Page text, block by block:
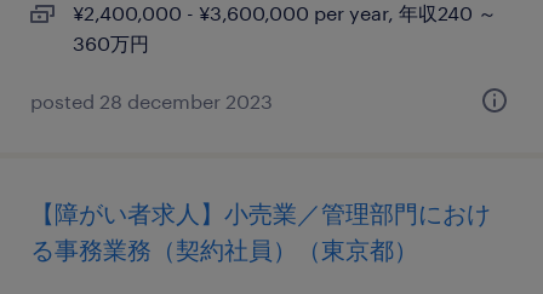
¥2,400,000 - ¥3,600,000 per year, 年収240 ～
360万円
posted 28 december 2023
【障がい者求人】小売業／管理部門におけ
る事務業務（契約社員）（東京都）